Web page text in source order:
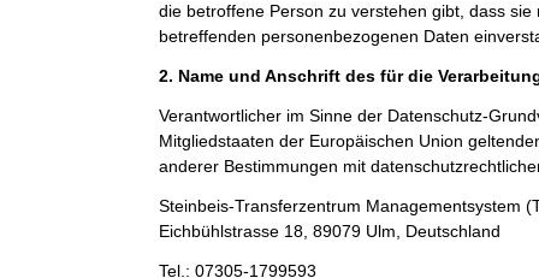
die betroffene Person zu verstehen gibt, dass
betreffenden personenbezogenen Daten
2. Name und Anschrift des für die
Verantwortlicher im Sinne der Datenschutz-
Mitgliedstaaten der Europäischen Union
anderer Bestimmungen mit
Steinbeis-Transferzentrum Managementsystem
Eichbühlstrasse 18, 89079 Ulm, Deutschland
Tel.: 07305-1799593